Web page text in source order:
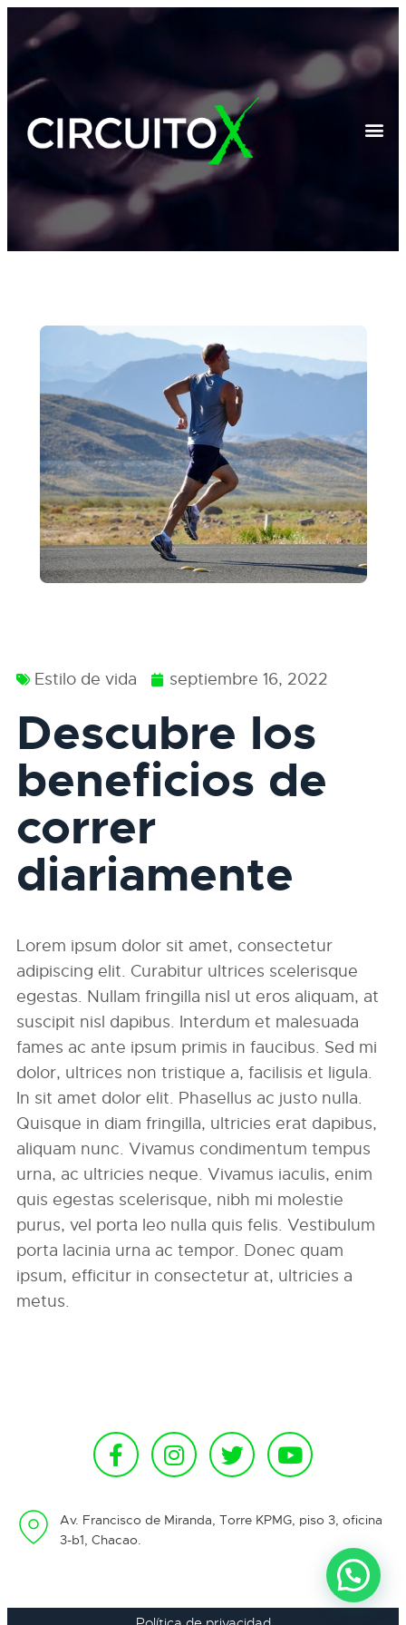
Estilo de vida septiembre 16, 2022
Descubre los
beneficios de
correr
diariamente
Lorem ipsum dolor sit amet, consectetur
adipiscing elit. Curabitur ultrices scelerisque
egestas. Nullam fringilla nisl ut eros aliquam, at
suscipit nisl dapibus. Interdum et malesuada
fames ac ante ipsum primis in faucibus. Sed mi
dolor, ultrices non tristique a, facilisis et ligula.
In sit amet dolor elit. Phasellus ac justo nulla.
Quisque in diam fringilla, ultricies erat dapibus,
aliquam nunc. Vivamus condimentum tempus
urna, ac ultricies neque. Vivamus iaculis, enim
quis egestas scelerisque, nibh mi molestie
purus, vel porta leo nulla quis felis. Vestibulum
porta lacinia urna ac tempor. Donec quam
ipsum, efficitur in consectetur at, ultricies a
metus.
Av. Francisco de Miranda, Torre KPMG, piso 3, oficina
3-b1, Chacao.